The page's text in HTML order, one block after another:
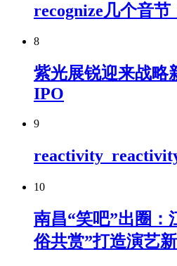
recognize几个音节
8
紫光展锐迎来战略
IPO
9
10
南昌“笑吧”出圈：
俗共赏”打造演艺